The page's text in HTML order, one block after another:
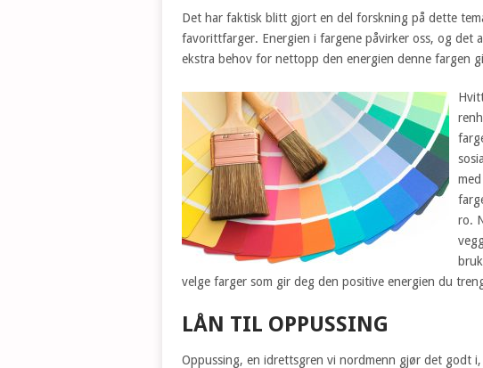
Det har faktisk blitt gjort en del forskning på dette
favorittfarger. Energien i fargene påvirker oss, og
ekstra behov for nettopp den energien denne fargen
ro.
velge farger som gir deg den positive energien du
LÅN TIL OPPUSSING
Oppussing, en idrettsgren vi nordmenn gjør det godt